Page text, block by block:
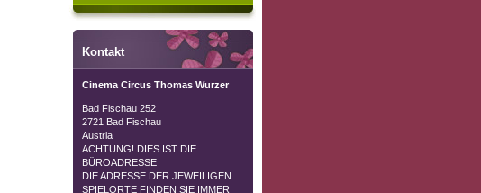
Kontakt
Cinema Circus Thomas Wurzer
Bad Fischau 252
2721 Bad Fischau
Austria
ACHTUNG! DIES IST DIE
BÜROADRESSE
DIE ADRESSE DER JEWEILIGEN
SPIELORTE FINDEN SIE IMMER